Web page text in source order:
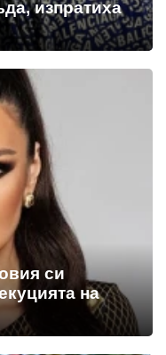
изпратиха
си
на